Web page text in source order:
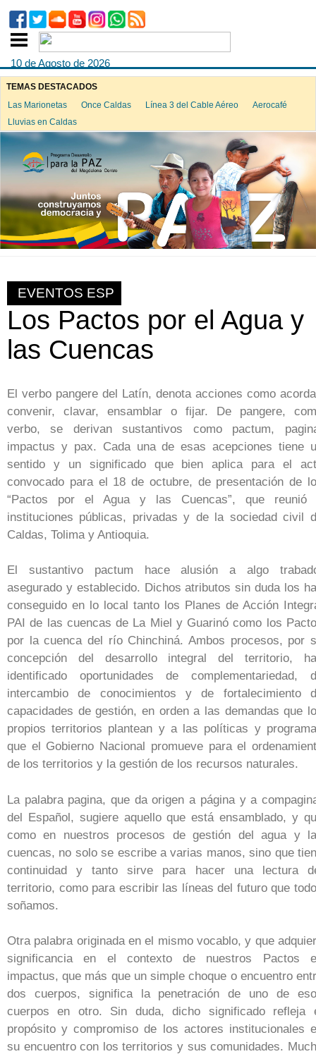
10 de Agosto de 2026
TEMAS DESTACADOS
Las Marionetas
Once Caldas Línea 3 del Cable Aéreo
Aerocafé
Lluvias en Caldas
EVENTOS ESP
Los Pactos por el Agua y
las Cuencas
El verbo pangere del Latín, denota acciones como
convenir, clavar, ensamblar o fijar. De pangere,
verbo, se derivan sustantivos como pactum,
impactus y pax. Cada una de esas acepciones tiene
sentido y un significado que bien aplica para el
convocado para el 18 de octubre, de presentación de
“Pactos por el Agua y las Cuencas”, que reunió
instituciones públicas, privadas y de la sociedad civil
Caldas, Tolima y Antioquia.
El sustantivo pactum hace alusión a algo
asegurado y establecido. Dichos atributos sin duda los
conseguido en lo local tanto los Planes de Acción
PAI de las cuencas de La Miel y Guarinó como los
por la cuenca del río Chinchiná. Ambos procesos, por
concepción del desarrollo integral del territorio,
identificado oportunidades de complementariedad,
intercambio de conocimientos y de fortalecimiento
capacidades de gestión, en orden a las demandas que
propios territorios plantean y a las políticas y
que el Gobierno Nacional promueve para el
de los territorios y la gestión de los recursos naturales.
La palabra pagina, que da origen a página y a
del Español, sugiere aquello que está ensamblado, y
como en nuestros procesos de gestión del agua y
cuencas, no solo se escribe a varias manos, sino que
continuidad y tanto sirve para hacer una lectura
territorio, como para escribir las líneas del futuro que
soñamos.
Otra palabra originada en el mismo vocablo, y que
significancia en el contexto de nuestros Pactos
impactus, que más que un simple choque o encuentro
dos cuerpos, significa la penetración de uno de
cuerpos en otro. Sin duda, dicho significado refleja
propósito y compromiso de los actores institucionales
su encuentro con los territorios y sus comunidades.